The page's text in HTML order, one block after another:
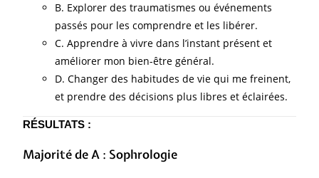
B. Explorer des traumatismes ou événements
passés pour les comprendre et les libérer.
C. Apprendre à vivre dans l’instant présent et
améliorer mon bien-être général.
D. Changer des habitudes de vie qui me freinent,
et prendre des décisions plus libres et éclairées.
RÉSULTATS :
Majorité de A : Sophrologie